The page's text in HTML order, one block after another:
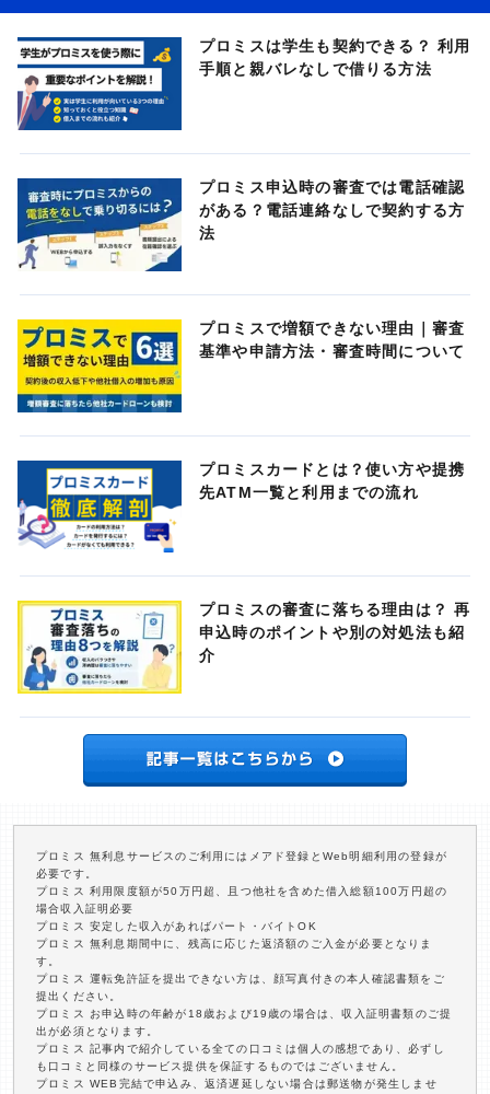
プロミスは学生も契約できる？ 利用
手順と親バレなしで借りる方法
プロミス申込時の審査では電話確認
がある？電話連絡なしで契約する方
法
プロミスで増額できない理由｜審査
基準や申請方法・審査時間について
プロミスカードとは？使い方や提携
先ATM一覧と利用までの流れ
プロミスの審査に落ちる理由は？ 再
申込時のポイントや別の対処法も紹
介
プロミス 無利息サービスのご利用にはメアド登録とWeb明細利用の登録が
必要です。
プロミス 利用限度額が50万円超、且つ他社を含めた借入総額100万円超の
場合収入証明必要
プロミス 安定した収入があればパート・バイトOK
プロミス 無利息期間中に、残高に応じた返済額のご入金が必要となりま
す。
プロミス 運転免許証を提出できない方は、顔写真付きの本人確認書類をご
提出ください。
プロミス お申込時の年齢が18歳および19歳の場合は、収入証明書類のご提
出が必須となります。
プロミス 記事内で紹介している全ての口コミは個人の感想であり、必ずし
も口コミと同様のサービス提供を保証するものではございません。
プロミス WEB完結で申込み、返済遅延しない場合は郵送物が発生しませ